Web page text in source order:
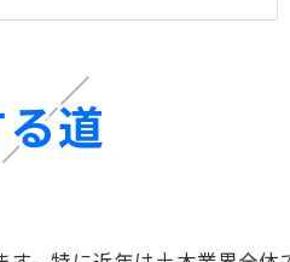
心構えと準備ポイント
資格取得法
プを実現する戦略
道